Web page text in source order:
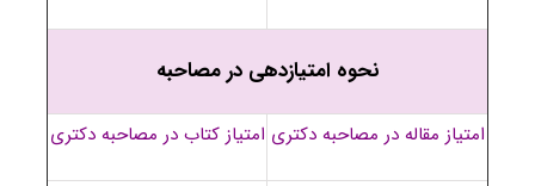
نحوه امتیازدهی در مصاحبه
امتیاز مقاله در مصاحبه دکتری امتیاز کتاب در مصاحبه دکتری